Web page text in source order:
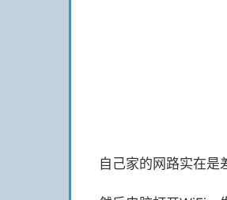
自己家的网路实在是